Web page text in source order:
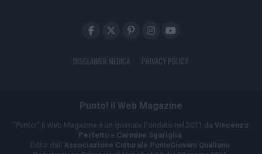
DISCLAIMER MEDICA PRIVACY POLICY
Punto! il Web Magazine
"Punto!" il Web Magazine è un giornale Fondato nel 2011 da Vincenzo
Perfetto e Carmine Sgariglia.
Edito dall'Associazione Culturale PuntoGiovani Qualiano.